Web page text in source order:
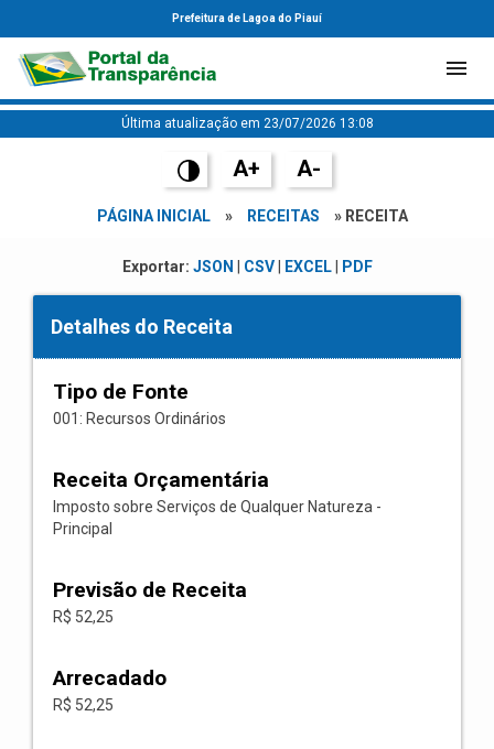
Prefeitura de Lagoa do Piauí
Última atualização em 23/07/2026 13:08
A+ A-
PÁGINA INICIAL » RECEITAS » RECEITA
Exportar: JSON CSV| EXCEL| PDF
Detalhes do Receita
Tipo de Fonte
001: Recursos Ordinários
Receita Orçamentária
Imposto sobre Serviços de Qualquer Natureza -
Principal
Previsão de Receita
R$ 52,25
Arrecadado
R$ 52,25